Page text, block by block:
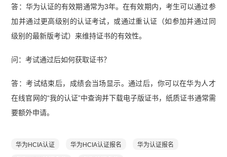
答：华为认证的有效期通常为3年。在有效期内，考生可以通过参
加并通过更高级别的认证考试，或通过重认证（如参加并通过同
级别的最新版考试）来维持证书的有效性。
问：考试通过后如何获取证书？
答：考试结束后，成绩会当场显示。通过后，你可以在华为人才
在线官网的“我的认证”中查询并下载电子版证书，纸质证书通常需
要额外申请。
华为HCIA认证 华为HCIA认证报名 华为认证报名